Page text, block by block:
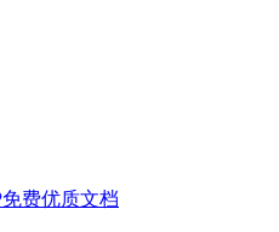
费优质文档